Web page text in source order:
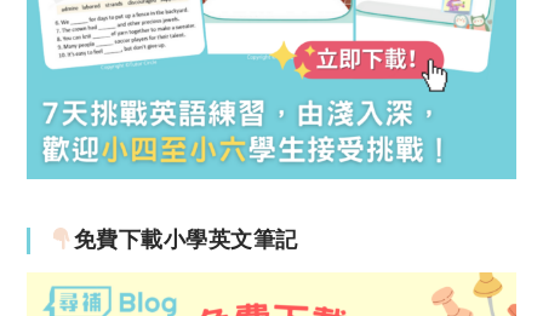
免費下載小學英文筆記